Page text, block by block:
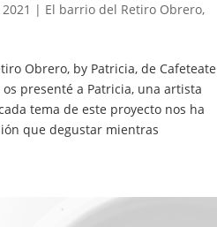
| El barrio del Retiro Obrero,
Obrero, by Patricia, de Cafeteate
presenté a Patricia, una artista
tema de este proyecto nos ha
que degustar mientras